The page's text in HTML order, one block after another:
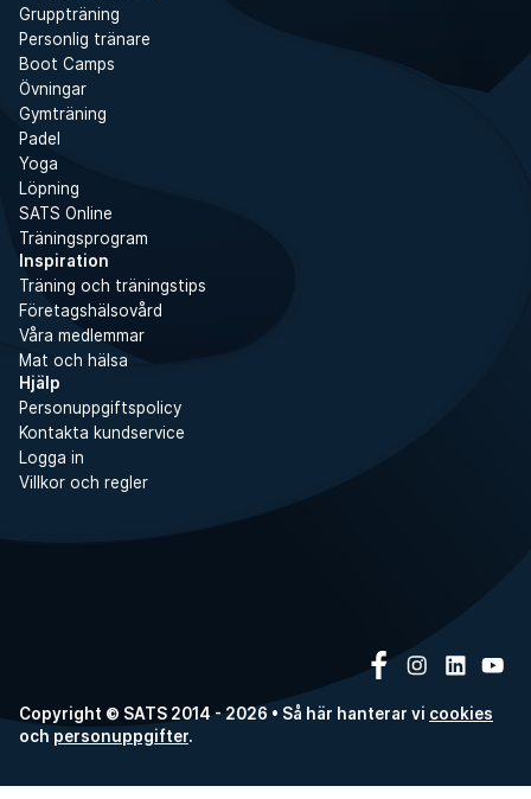
Gruppträning
Personlig tränare
Boot Camps
Övningar
Gymträning
Padel
Yoga
Löpning
SATS Online
Träningsprogram
Inspiration
Träning och träningstips
Företagshälsovård
Våra medlemmar
Mat och hälsa
Hjälp
Personuppgiftspolicy
Kontakta kundservice
Logga in
Villkor och regler
Copyright © SATS 2014 - 2026 • Så här hanterar vi cookies
och personuppgifter.